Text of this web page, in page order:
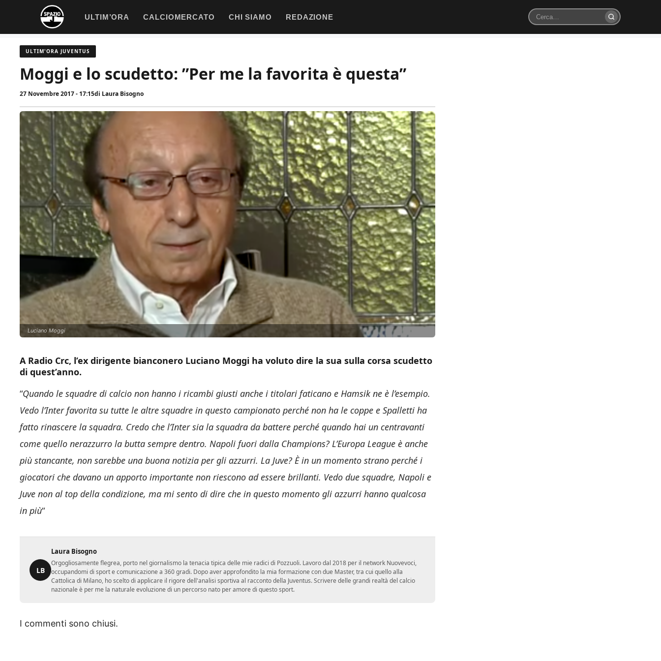
contenuto
ULTIM’ORA CALCIOMERCATO CHI SIAMO REDAZIONE
Cerca
ULTIM'ORA JUVENTUS
Moggi e lo scudetto: ”Per me la favorita è questa”
27 Novembre 2017 - 17:15di Laura Bisogno
Luciano Moggi
A Radio Crc, l’ex dirigente bianconero Luciano Moggi ha voluto dire la sua sulla corsa scudetto
di quest’anno.
“Quando le squadre di calcio non hanno i ricambi giusti anche i titolari faticano e Hamsik ne è l’esempio.
Vedo l’Inter favorita su tutte le altre squadre in questo campionato perché non ha le coppe e Spalletti ha
fatto rinascere la squadra. Credo che l’Inter sia la squadra da battere perché quando hai un centravanti
come quello nerazzurro la butta sempre dentro. Napoli fuori dalla Champions? L’Europa League è anche
più stancante, non sarebbe una buona notizia per gli azzurri. La Juve? È in un momento strano perché i
giocatori che davano un apporto importante non riescono ad essere brillanti. Vedo due squadre, Napoli e
Juve non al top della condizione, ma mi sento di dire che in questo momento gli azzurri hanno qualcosa
in più“
LB
Laura Bisogno
Orgogliosamente flegrea, porto nel giornalismo la tenacia tipica delle mie radici di Pozzuoli. Lavoro dal 2018 per il network Nuovevoci,
occupandomi di sport e comunicazione a 360 gradi. Dopo aver approfondito la mia formazione con due Master, tra cui quello alla
Cattolica di Milano, ho scelto di applicare il rigore dell'analisi sportiva al racconto della Juventus. Scrivere delle grandi realtà del calcio
nazionale è per me la naturale evoluzione di un percorso nato per amore di questo sport.
I commenti sono chiusi.